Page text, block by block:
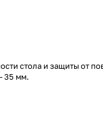
стола и защиты от
35 мм.